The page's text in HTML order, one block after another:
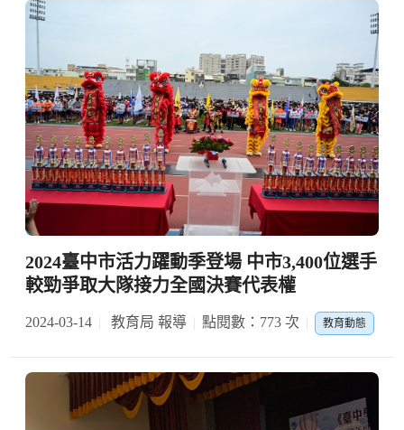
2024臺中市活力躍動季登場 中市3,400位選手
較勁爭取大隊接力全國決賽代表權
2024-03-14 教育局 報導 點閱數：773 次 教育動態